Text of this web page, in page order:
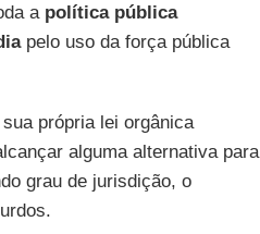
a política pública
pelo uso da força pública
própria lei orgânica
alguma alternativa para
grau de jurisdição, o